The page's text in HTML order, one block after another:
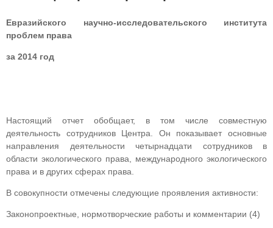
Евразийского научно-исследовательского института
проблем права
за 2014 год
Настоящий отчет обобщает, в том числе совместную
деятельность сотрудников Центра. Он показывает основные
направления деятельности четырнадцати сотрудников в
области экологического права, международного экологического
права и в других сферах права.
В совокупности отмечены следующие проявления активности:
Законопроектные, нормотворческие работы и комментарии (4)